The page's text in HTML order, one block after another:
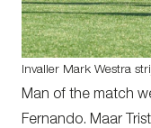
Invaller Mark Westra
Man of the match
Fernando. Maar